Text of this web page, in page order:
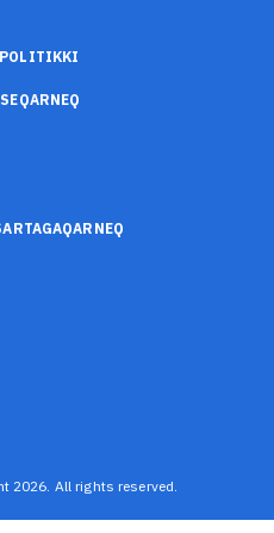
POLITIKKI
2026. All rights reserved.